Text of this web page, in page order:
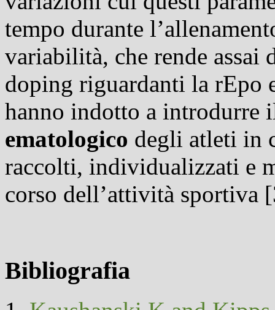
tempo durante
variabilità, che rende
doping riguardanti la rEpo
hanno indotto a introdurre
ematologico degli atleti in
raccolti, individualizzati e
corso dell’attività sportiva
Bibliografia